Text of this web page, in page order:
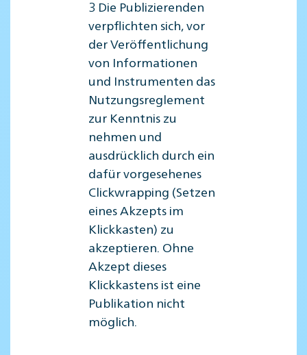
3 Die Publizierenden
verpflichten sich, vor
der Veröffentlichung
von Informationen
und Instrumenten das
Nutzungsreglement
zur Kenntnis zu
nehmen und
ausdrücklich durch ein
dafür vorgesehenes
Clickwrapping (Setzen
eines Akzepts im
Klickkasten) zu
akzeptieren. Ohne
Akzept dieses
Klickkastens ist eine
Publikation nicht
möglich.